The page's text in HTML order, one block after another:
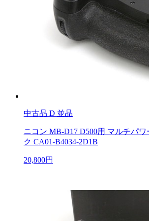
中古品 D 並品
ニコン MB-D17 D500用 マルチパ
ク CA01-B4034-2D1B
20,800円